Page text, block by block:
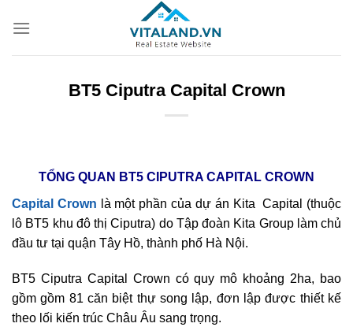
qua
BT5 Ciputra Capital Crown
TỔNG QUAN BT5 CIPUTRA CAPITAL CROWN
Capital Crown là một phần của dự án Kita Capital (thuộc
lô BT5 khu đô thị Ciputra) do Tập đoàn Kita Group làm chủ
đầu tư tại quận Tây Hồ, thành phố Hà Nội.
BT5 Ciputra Capital Crown có quy mô khoảng 2ha, bao
gồm gồm 81 căn biệt thự song lập, đơn lập được thiết kế
theo lối kiến trúc Châu Âu sang trọng.